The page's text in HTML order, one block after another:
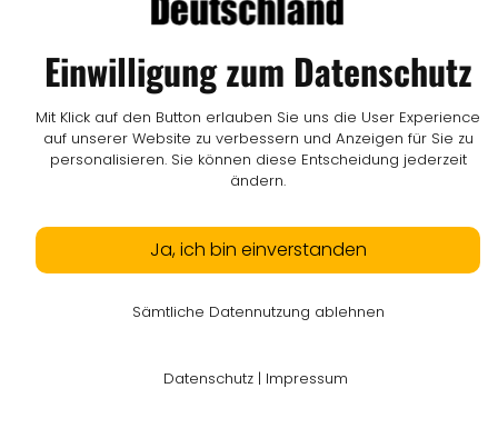
Einwilligung zum Datenschutz
Mit Klick auf den Button erlauben Sie uns die User Experience
auf unserer Website zu verbessern und Anzeigen für Sie zu
personalisieren. Sie können diese Entscheidung jederzeit
ändern.
Ja, ich bin einverstanden
Sämtliche Datennutzung ablehnen
Datenschutz | Impressum